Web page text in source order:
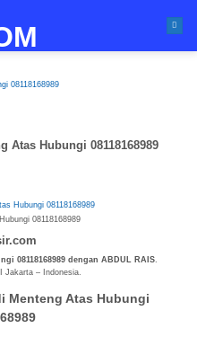
Atas Hubungi 08118168989
08118168989
08118168989 dengan ABDUL RAIS.
Jakarta – Indonesia.
Menteng Atas Hubungi